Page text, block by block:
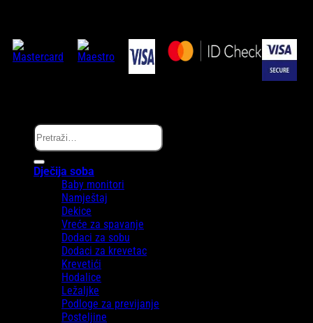
Pretraži:
Dječija soba
Baby monitori
Namještaj
Dekice
Vreće za spavanje
Dodaci za sobu
Dodaci za krevetac
Krevetići
Hodalice
Ležaljke
Podloge za previjanje
Posteljine